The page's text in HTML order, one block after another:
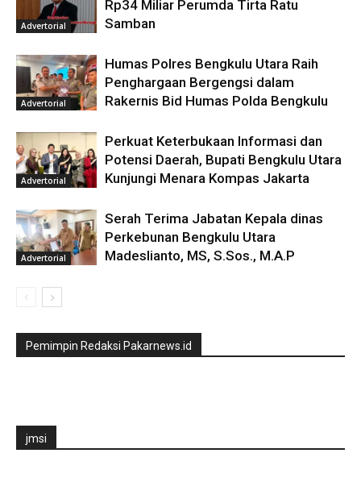
Advertorial
Rp34 Miliar Perumda Tirta Ratu
Samban
Advertorial
Humas Polres Bengkulu Utara Raih
Penghargaan Bergengsi dalam
Rakernis Bid Humas Polda Bengkulu
Advertorial
Perkuat Keterbukaan Informasi dan
Potensi Daerah, Bupati Bengkulu Utara
Kunjungi Menara Kompas Jakarta
Advertorial
Serah Terima Jabatan Kepala dinas
Perkebunan Bengkulu Utara
Madeslianto, MS, S.Sos., M.A.P
Pemimpin Redaksi Pakarnews.id
jmsi